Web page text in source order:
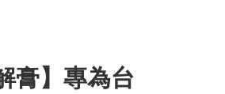
膏】專為台